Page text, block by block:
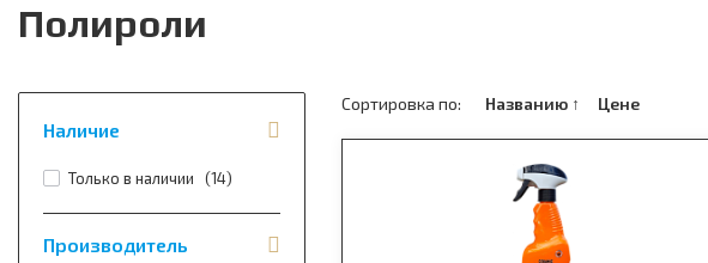
Полироли
Наличие
Только в наличии (14)
Производитель
Сортировка по: Названию ↑ Цене